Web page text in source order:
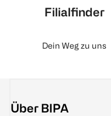
Filialfinder
Dein Weg zu uns
Über BIPA